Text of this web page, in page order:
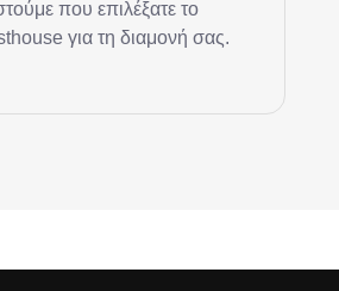
που επιλέξατε το
για τη διαμονή σας.